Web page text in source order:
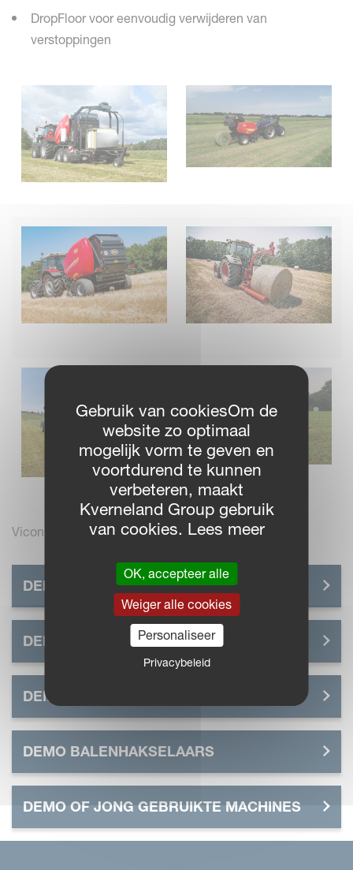
DropFloor voor eenvoudig verwijderen van
verstoppingen
Vicon persen en wikkelaars
DEMO SCHIJVENMAAIERS
DEMO SCHUDDERS EN HARKEN
DEMO PERSEN EN WIKKELAARS
DEMO BALENHAKSELAARS
DEMO OF JONG GEBRUIKTE MACHINES
Gebruik van cookiesOm de
website zo optimaal
mogelijk vorm te geven en
voortdurend te kunnen
verbeteren, maakt
Kverneland Group gebruik
van cookies. Lees meer
OK, accepteer alle
Weiger alle cookies
Personaliseer
Privacybeleid